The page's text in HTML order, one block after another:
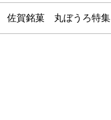
佐賀銘菓 丸ぼうろ特集